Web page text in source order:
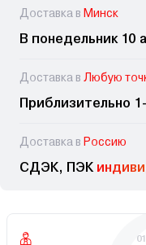
Доставка в Минск
В понедельник 10
Доставка в Любую
Приблизительно
Доставка в Россию
СДЭК, ПЭК
01